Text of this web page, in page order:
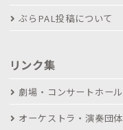
ぶらPAL投稿について
リンク集
劇場・コンサートホール
オーケストラ・演奏団体